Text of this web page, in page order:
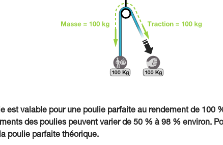
est valable pour une poulie parfaite au rendement de 100
des poulies peuvent varier de 50 % à 98 % environ.
poulie parfaite théorique.